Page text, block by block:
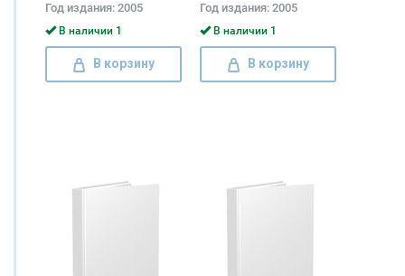
Год издания: 2005
В наличии 1
В корзину
инициатив В России XVIII
- XX вв
Год издания: 2005
В наличии 1
В корзину